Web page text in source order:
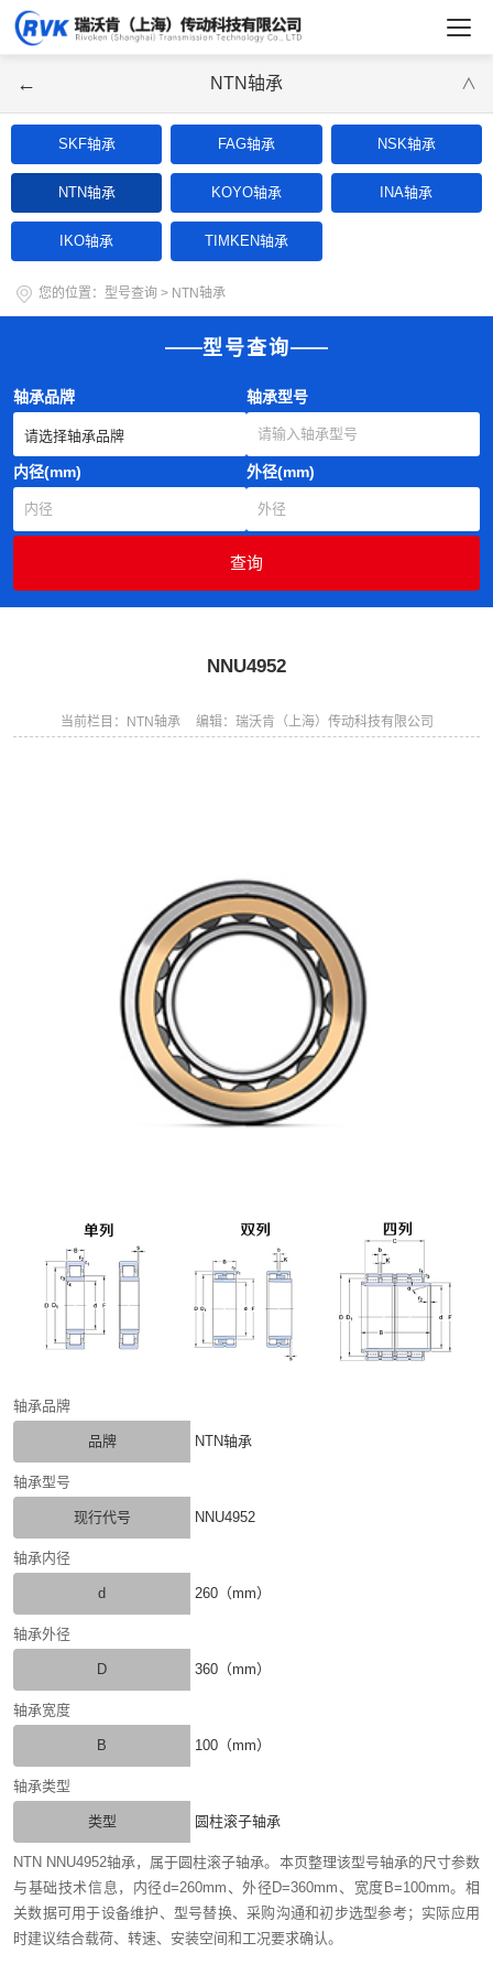
← NTN轴承 ∨
SKF轴承 FAG轴承 NSK轴承
NTN轴承 KOYO轴承 INA轴承
IKO轴承 TIMKEN轴承
您的位置： 型号查询 > NTN轴承
型号查询
轴承品牌 轴承型号
内径(mm) 外径(mm)
NNU4952
当前栏目：NTN轴承 编辑：瑞沃肯（上海）传动科技有限公司
轴承品牌
品牌 NTN轴承
轴承型号
现行代号 NNU4952
轴承内径
d 260（mm）
轴承外径
D 360（mm）
轴承宽度
B 100（mm）
轴承类型
类型 圆柱滚子轴承
NTN NNU4952轴承，属于圆柱滚子轴承。本页整理该型号轴承的尺寸参数
与基础技术信息，内径d=260mm、外径D=360mm、宽度B=100mm。相
关数据可用于设备维护、型号替换、采购沟通和初步选型参考；实际应用
时建议结合载荷、转速、安装空间和工况要求确认。